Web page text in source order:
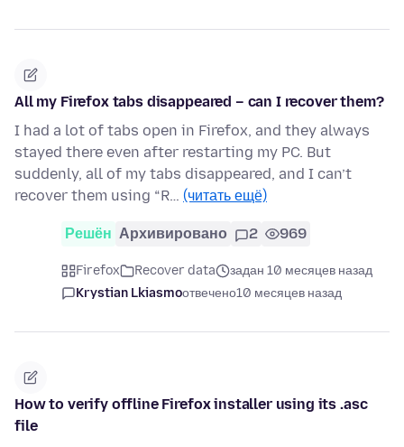
All my Firefox tabs disappeared – can I recover them?
I had a lot of tabs open in Firefox, and they always
stayed there even after restarting my PC. But
suddenly, all of my tabs disappeared, and I can’t
recover them using “R… (читать ещё)
Решён Архивировано 2 969
Firefox Recover data
задан 10 месяцев назад
Krystian Lkiasmoотвечено10 месяцев назад
How to verify offline Firefox installer using its .asc
file